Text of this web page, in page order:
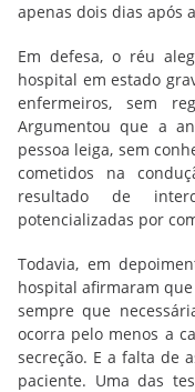
apenas dois dias após
Em defesa, o réu
hospital em estado
enfermeiros, sem
Argumentou que a
pessoa leiga, sem
cometidos na
resultado de
potencializadas por
Todavia, em
hospital afirmaram
sempre que
ocorra pelo menos a
secreção. E a falta de
paciente. Uma das